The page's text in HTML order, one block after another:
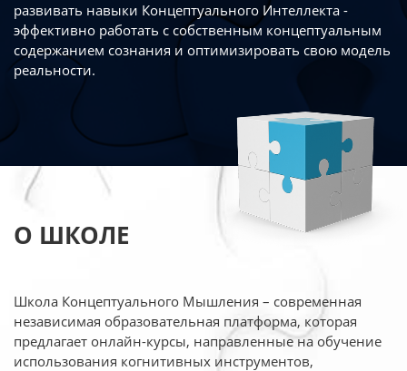
развивать навыки Концептуального Интеллекта -
эффективно работать с собственным концептуальным
содержанием сознания и оптимизировать свою модель
реальности.
О ШКОЛЕ
Школа Концептуального Мышления – современная
независимая образовательная платформа, которая
предлагает онлайн-курсы, направленные на обучение
использования когнитивных инструментов,